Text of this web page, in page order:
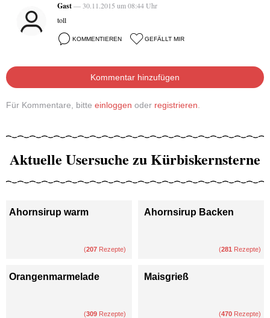
Gast— 30.11.2015 um 08:44 Uhr
toll
KOMMENTIEREN GEFÄLLT MIR
Kommentar hinzufügen
Für Kommentare, bitte einloggen oder registrieren
Aktuelle Usersuche zu Kürbiskernsterne
Ahornsirup warm
(207 Rezepte)
Ahornsirup Backen
(281 Rezepte)
Orangenmarmelade
(309 Rezepte)
Maisgrieß
(470 Rezepte)